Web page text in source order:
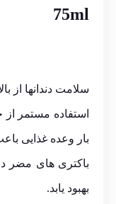
75ml
سلامت دندانها از
استفاده مستمر
بار وعده غذایی
باکتری های مضر
بهبود یابد.